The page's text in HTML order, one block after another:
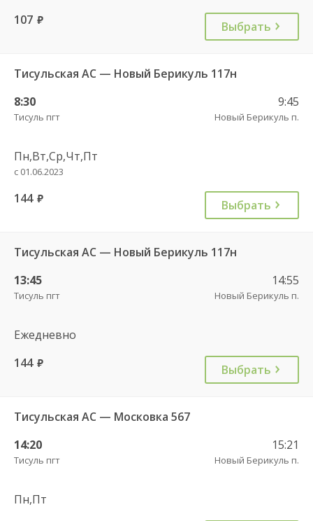
107 руб. Выбрать
Тисульская АС — Новый Берикуль 117н
8:30
Тисуль пгт
9:45
Новый Берикуль п.
Пн,Вт,Ср,Чт,Пт
с 01.06.2023
144 руб. Выбрать
Тисульская АС — Новый Берикуль 117н
13:45
Тисуль пгт
14:55
Новый Берикуль п.
Ежедневно
144 руб. Выбрать
Тисульская АС — Московка 567
14:20
Тисуль пгт
15:21
Новый Берикуль п.
Пн,Пт